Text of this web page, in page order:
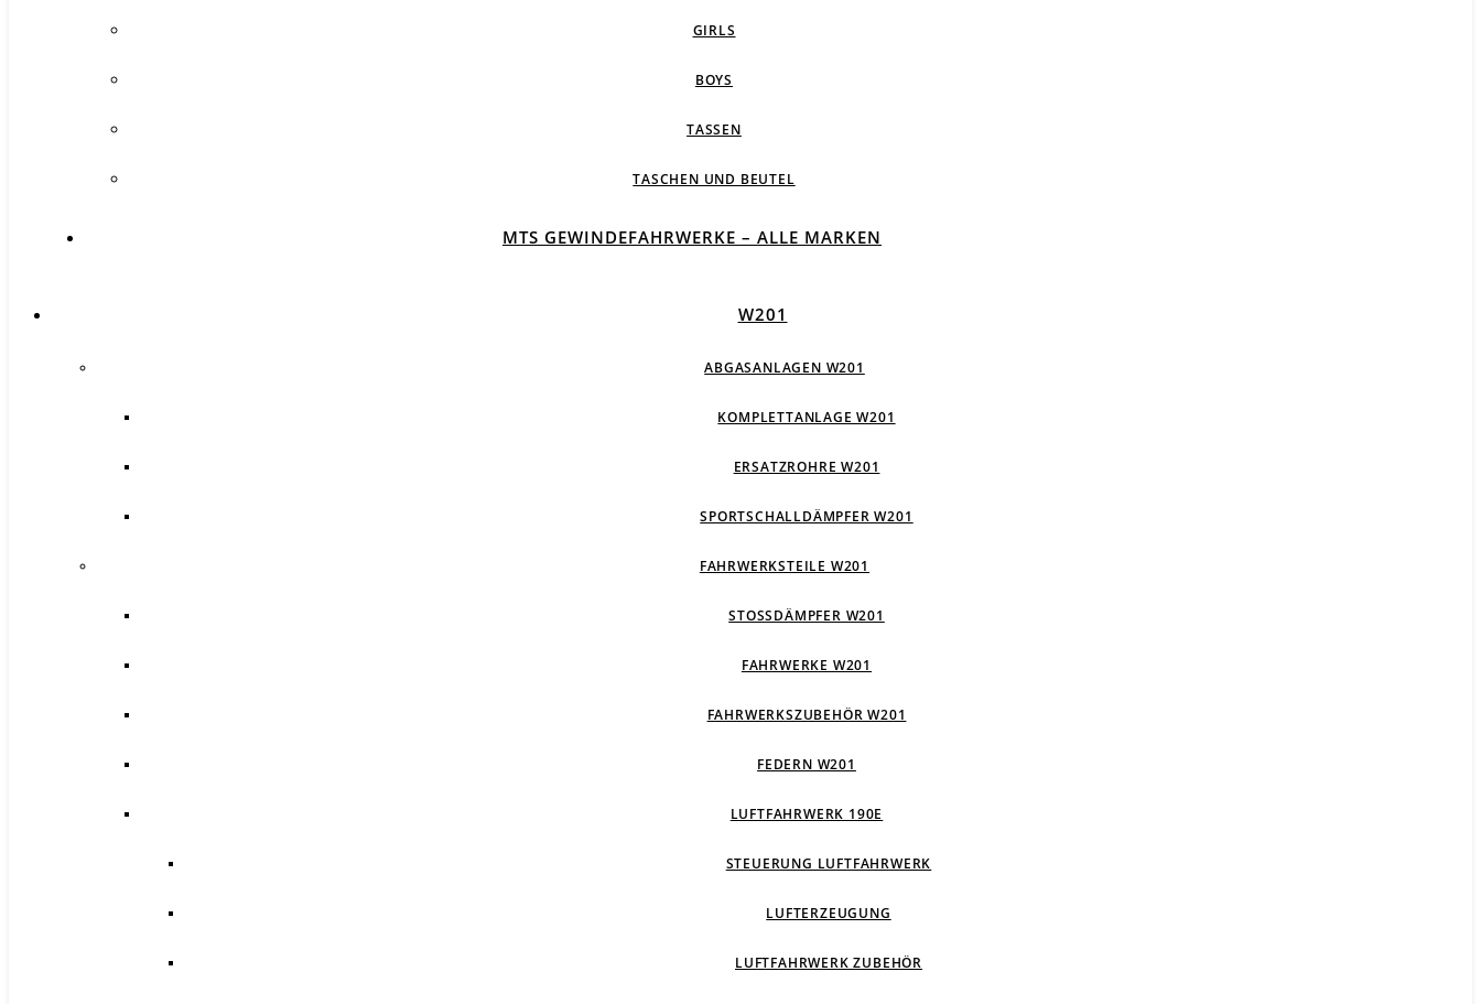
GIRLS
BOYS
TASSEN
TASCHEN UND BEUTEL
MTS GEWINDEFAHRWERKE – ALLE MARKEN
W201
ABGASANLAGEN W201
KOMPLETTANLAGE W201
ERSATZROHRE W201
SPORTSCHALLDÄMPFER W201
FAHRWERKSTEILE W201
STOSSDÄMPFER W201
FAHRWERKE W201
FAHRWERKSZUBEHÖR W201
FEDERN W201
LUFTFAHRWERK 190E
STEUERUNG LUFTFAHRWERK
LUFTERZEUGUNG
LUFTFAHRWERK ZUBEHÖR